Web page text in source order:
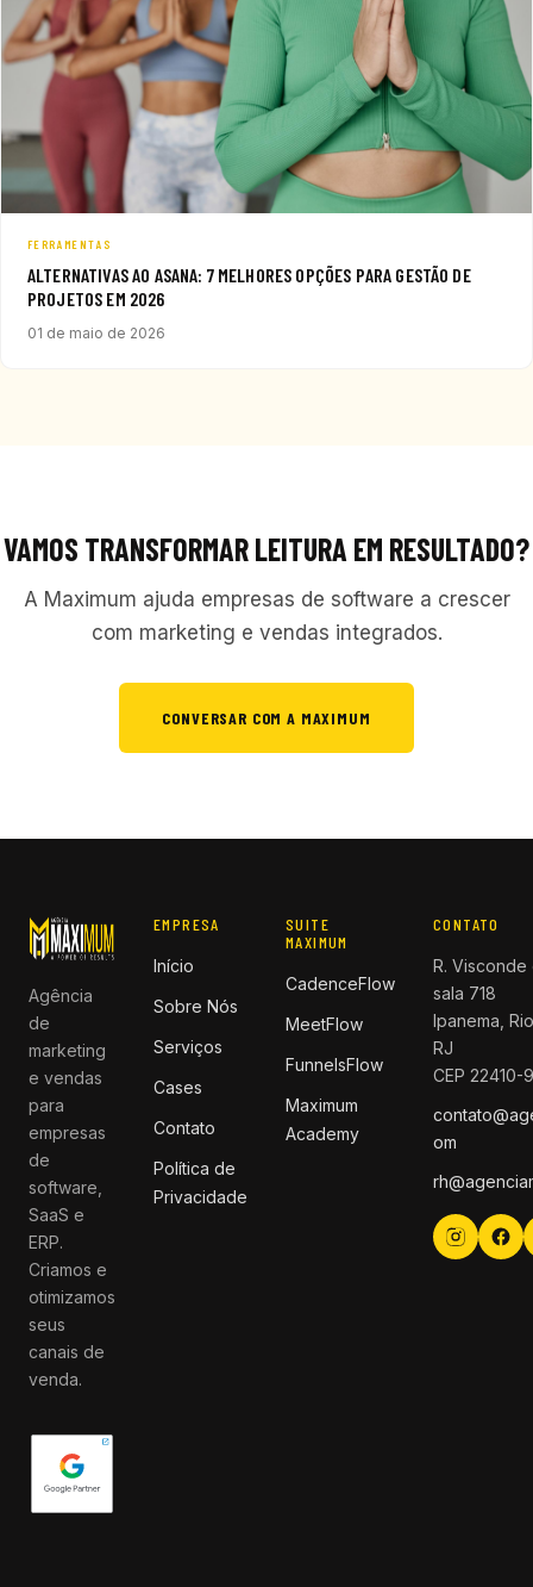
FERRAMENTAS
ALTERNATIVAS AO ASANA: 7 MELHORES OPÇÕES PARA GESTÃO DE
PROJETOS EM 2026
01 de maio de 2026
VAMOS TRANSFORMAR LEITURA EM RESULTADO?
A Maximum ajuda empresas de software a crescer
com marketing e vendas integrados.
CONVERSAR COM A MAXIMUM
Agência
de
marketing
e vendas
para
empresas
de
software,
SaaS e
ERP.
Criamos e
otimizamos
seus
canais de
venda.
EMPRESA
Início
Sobre Nós
Serviços
Cases
Contato
Política de
Privacidade
SUITE
MAXIMUM
CadenceFlow
MeetFlow
FunnelsFlow
Maximum
Academy
CONTATO
R.
sala 718
Ipanema,
RJ
CEP 22410-
om